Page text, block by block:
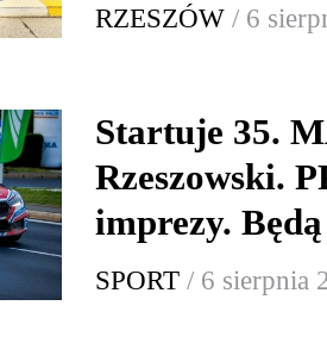
RZESZÓW / 6
Startuje 35.
Rzeszowski.
imprezy.
SPORT / 6 sierpnia